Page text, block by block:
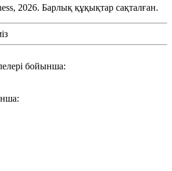
2026. Барлық құқықтар сақталған.
бойынша: